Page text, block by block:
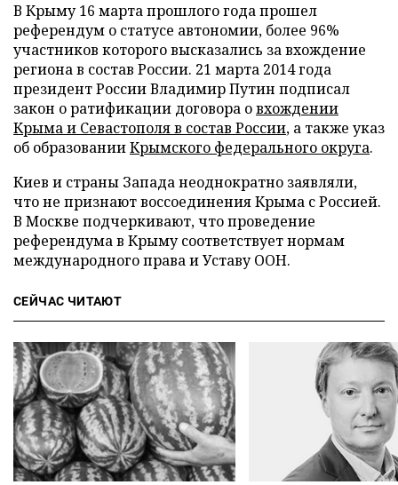
В Крыму 16 марта прошлого года прошел
референдум о статусе автономии, более 96%
участников которого высказались за вхождение
региона в состав России. 21 марта 2014 года
президент России Владимир Путин подписал
закон о ратификации договора овхождении
Крыма и Севастополя в состав России, а также указ
об образованииКрымского федерального округа.
Киев и страны Запада неоднократно заявляли,
что не признают воссоединения Крыма с Россией.
В Москве подчеркивают, что проведение
референдума в Крыму соответствует нормам
международного права и Уставу ООН.
СЕЙЧАС ЧИТАЮТ